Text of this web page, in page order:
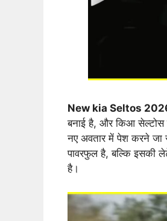
New kia Seltos
बनाई है, और किआ सेल्टोस
नए अवतार में पेश करने जा
पावरफुल है, बल्कि इसकी
है।